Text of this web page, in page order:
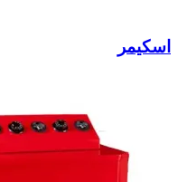
اسکیمر